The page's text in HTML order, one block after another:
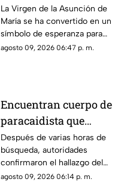
Asunción de María en
Morelos
La Virgen de la Asunción de
María se ha convertido en un
símbolo de esperanza para
miles de creyentes.
agosto 09, 2026 06:47 p. m.
Encuentran cuerpo de
paracaidista que
desapareció durante
actividad en Puente de
Ixtla
Después de varias horas de
búsqueda, autoridades
confirmaron el hallazgo del
deportista en la zona sur de
agosto 09, 2026 06:14 p. m.